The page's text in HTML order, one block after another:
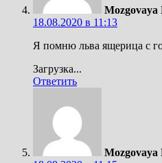
Mozgovaya
18.08.2020 в 11:13
Я помню льва ящерица с
Загрузка...
Ответить
Mozgovaya